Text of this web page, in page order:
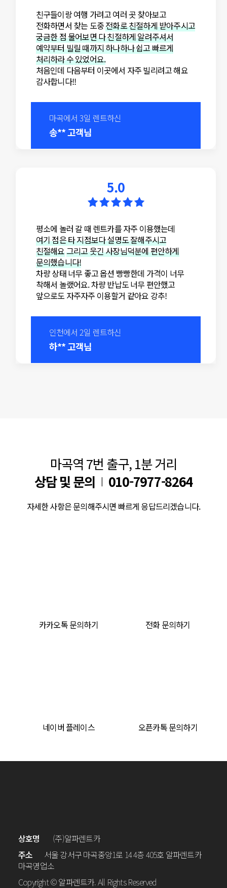
친구들이랑 여행 가려고 여러 곳 찾아보고
전화하면서 찾는 도중전화로 친절하게 받아주시고
궁금한 점 물어보면 다 친절하게 알려주셔서
예약부터 빌릴 때까지 하나하나 쉽고 빠르게
처리하라 수 있었어요.
처음인데 다음부터 이곳에서 자주 빌리려고 해요
감사합니다!!
마곡에서 3일 렌트하신
송** 고객님
5.0
평소에 놀러 갈 때 렌트카를 자주 이용했는데
여기 점은 타 지점보다 설명도 잘해주시고
친절해요그리고 웃긴 사장님덕분에 편안하게
문의했습니다!
차량 상태 너무 좋고 옵션 빵빵한데 가격이 너무
착해서 놀랬어요. 차량 반납도 너무 편안했고
앞으로도 자주자주 이용할거 같아요 강추!
인천에서 2일 렌트하신
하** 고객님
마곡역 7번 출구, 1분 거리
상담 및 문의
010-7977-8264
자세한 사항은 문의해주시면 빠르게 응답드리겠습니다.
카카오톡 문의하기 전화 문의하기
네이버 플레이스 오픈카톡 문의하기
상호명 (주)알파렌트카
주소 서울 강서구 마곡중앙1로 14 4층 405호 알파렌트카
마곡영업소
Copyright © 알파렌트카. All Rights Reserved